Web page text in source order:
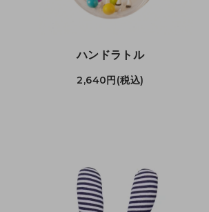
ハンドラトル
2,640円(税込)